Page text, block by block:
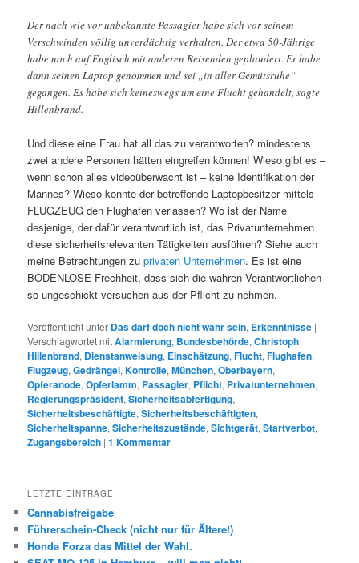
Der nach wie vor unbekannte Passagier habe sich vor seinem
Verschwinden völlig unverdächtig verhalten. Der etwa 50-Jährige
habe noch auf Englisch mit anderen Reisenden geplaudert. Er habe
dann seinen Laptop genommen und sei „in aller Gemütsruhe“
gegangen. Es habe sich keineswegs um eine Flucht gehandelt, sagte
Hillenbrand.
Und diese eine Frau hat all das zu verantworten? mindestens
zwei andere Personen hätten eingreifen können! Wieso gibt es –
wenn schon alles videoüberwacht ist – keine Identifikation der
Mannes? Wieso konnte der betreffende Laptopbesitzer mittels
FLUGZEUG den Flughafen verlassen? Wo ist der Name
desjenige, der dafür verantwortlich ist, das Privatunternehmen
diese sicherheitsrelevanten Tätigkeiten ausführen? Siehe auch
meine Betrachtungen zuprivaten Unternehmen. Es ist eine
BODENLOSE Frechheit, dass sich die wahren Verantwortlichen
so ungeschickt versuchen aus der Pflicht zu nehmen.
Veröffentlicht unter Das darf doch nicht wahr sein, Erkenntnisse |
Verschlagwortet mitAlarmierung, Bundesbehörde,Christoph
Hillenbrand, Dienstanweisung, Einschätzung,Flucht,Flughafen,
Flugzeug,Gedrängel,Kontrolle,München,Oberbayern,
Opferanode,Opferlamm, Passagier, Pflicht, Privatunternehmen,
Regierungspräsident,Sicherheitsabfertigung,
Sicherheitsbeschäftigte,Sicherheitsbeschäftigten,
Sicherheitspanne,Sicherheitszustände,Sichtgerät,Startverbot,
Zugangsbereich |1 Kommentar
LETZTE EINTRÄGE
Cannabisfreigabe
Führerschein-Check (nicht nur für Ältere!)
Honda Forza das Mittel der Wahl.